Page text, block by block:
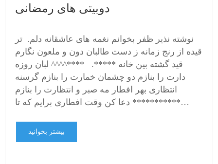
دوبيتى هاى رمضانى
نوشته نذير ظفر بخوانم نغمه های عاشقانه دلم. تر
قیده از رنج زمانه ز دست طالبان دون و ملعون نگارم
قید گشته بین خانه *****. ****^^^^ لبان روزه
دارت را بنازم دو چشمان خمارت را بنازم گرسنه
انتظاری بهر افطار مه صبر و انتظارت را بنازم
*********** دعا کن وقت افطاری برایم که تا…
بیشتر بخوانید